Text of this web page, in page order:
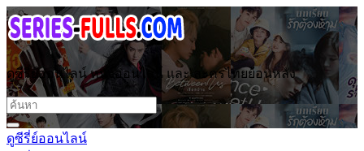
ดูซีรี่ย์ออนไลน์ หนังออนไลน์ และ ละครไทยย้อนหลัง
ดูซีรี่ย์ออนไลน์